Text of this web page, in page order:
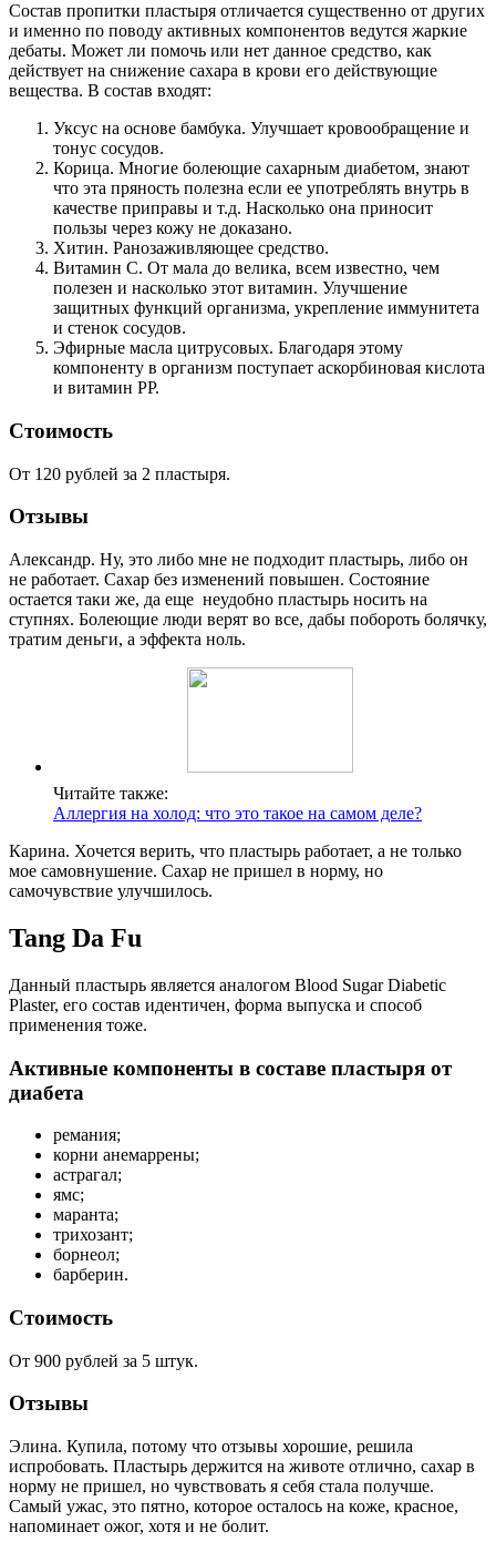
Состав пропитки пластыря отличается существенно от других
и именно по поводу активных компонентов ведутся жаркие
дебаты. Может ли помочь или нет данное средство, как
действует на снижение сахара в крови его действующие
вещества. В состав входят:
Уксус на основе бамбука. Улучшает кровообращение и
тонус сосудов.
Корица. Многие болеющие сахарным диабетом, знают
что эта пряность полезна если ее употреблять внутрь в
качестве приправы и т.д. Насколько она приносит
пользы через кожу не доказано.
Хитин. Ранозаживляющее средство.
Витамин С. От мала до велика, всем известно, чем
полезен и насколько этот витамин. Улучшение
защитных функций организма, укрепление иммунитета
и стенок сосудов.
Эфирные масла цитрусовых. Благодаря этому
компоненту в организм поступает аскорбиновая кислота
и витамин РР.
Стоимость
От 120 рублей за 2 пластыря.
Отзывы
Александр. Ну, это либо мне не подходит пластырь, либо он
не работает. Сахар без изменений повышен. Состояние
остается таки же, да еще неудобно пластырь носить на
ступнях. Болеющие люди верят во все, дабы побороть болячку,
тратим деньги, а эффекта ноль.
Читайте также:
Аллергия на холод: что это такое на самом деле?
Карина. Хочется верить, что пластырь работает, а не только
мое самовнушение. Сахар не пришел в норму, но
самочувствие улучшилось.
Tang Da Fu
Данный пластырь является аналогом Blood Sugar Diabetic
Plaster, его состав идентичен, форма выпуска и способ
применения тоже.
Активные компоненты в составе пластыря от
диабета
ремания;
корни анемаррены;
астрагал;
ямс;
маранта;
трихозант;
борнеол;
барберин.
Стоимость
От 900 рублей за 5 штук.
Отзывы
Элина. Купила, потому что отзывы хорошие, решила
испробовать. Пластырь держится на животе отлично, сахар в
норму не пришел, но чувствовать я себя стала получше.
Самый ужас, это пятно, которое осталось на коже, красное,
напоминает ожог, хотя и не болит.